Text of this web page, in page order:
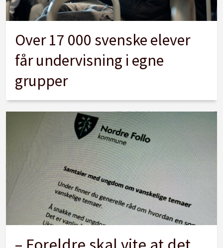
Over 17 000 svenske elever
får undervisning i egne
grupper